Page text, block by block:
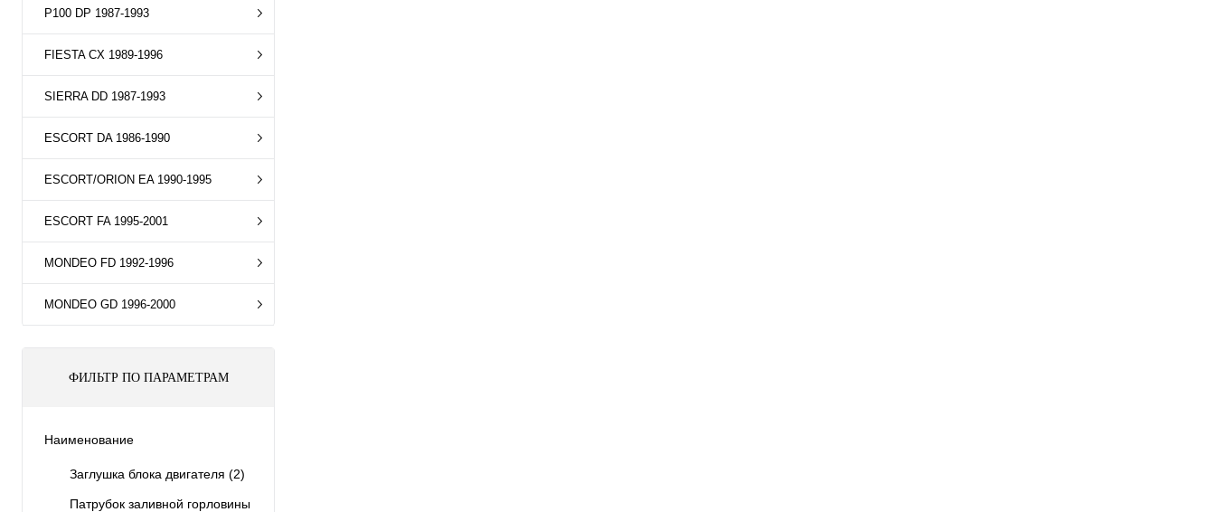
P100 DP 1987-1993
FIESTA CX 1989-1996
SIERRA DD 1987-1993
ESCORT DA 1986-1990
ESCORT/ORION EA 1990-1995
ESCORT FA 1995-2001
MONDEO FD 1992-1996
MONDEO GD 1996-2000
ФИЛЬТР ПО ПАРАМЕТРАМ
Наименование
Заглушка блока двигателя (2)
Патрубок заливной горловины